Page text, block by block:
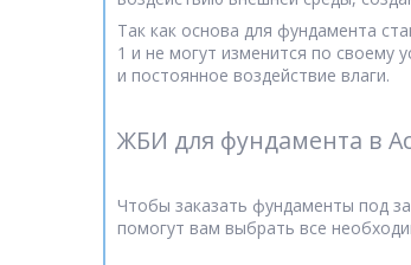
Так как основа для фундамента
1 и не могут изменится по своему
и постоянное воздействие влаги.
ЖБИ для фундамента в
Чтобы заказать фундаменты под
помогут вам выбрать все